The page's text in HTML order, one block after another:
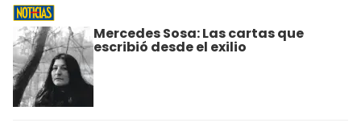
Mercedes Sosa: Las cartas que
escribió desde el exilio